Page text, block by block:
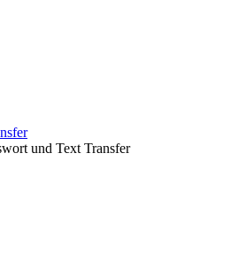
und Text Transfer